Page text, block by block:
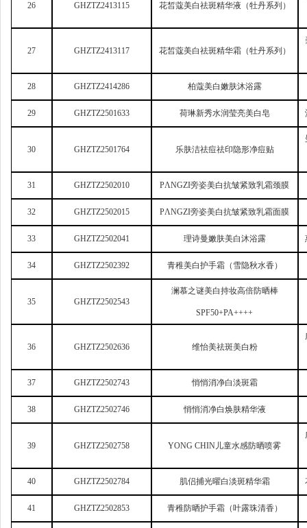
26 GHZTZ2413115 花皙蔻美白祛斑精华液（牡丹系列）
27 GHZTZ2413117 花皙蔻美白祛斑精华霜（牡丹系列）
28 GHZTZ2414286 柏蔻美白嫩肤沐浴露
29 GHZTZ2501633 荷琳新秀水润莹亮美白皂
30 GHZTZ2501764 乐肤洁祛痘祛印隐形净痘贴
31 GHZTZ2502010 PΛNGZI旁姿美白抗皱紧致乳霜颈膜
32 GHZTZ2502015 PΛNGZI旁姿美白抗皱紧致乳霜面膜
33 GHZTZ2502041 理诗曼嫩肤美白沐浴露
34 GHZTZ2502392 青稚美白护手霜（雪隐秋水香）
35 GHZTZ2502543
澜慕之谜美白持妆高倍防晒棒
SPF50+PA++++
36 GHZTZ2502636 维怡美祛斑美白粉
37 GHZTZ2502743 悄悄消净白淡斑霜
38 GHZTZ2502746 悄悄消净白焕肤精华液
39 GHZTZ2502758 YONG CHIN儿童水感防晒喷雾
40 GHZTZ2502784 肌侣捕光曜白淡斑精华霜
41 GHZTZ2502853 青稚防晒护手霜（叶露珠清香）